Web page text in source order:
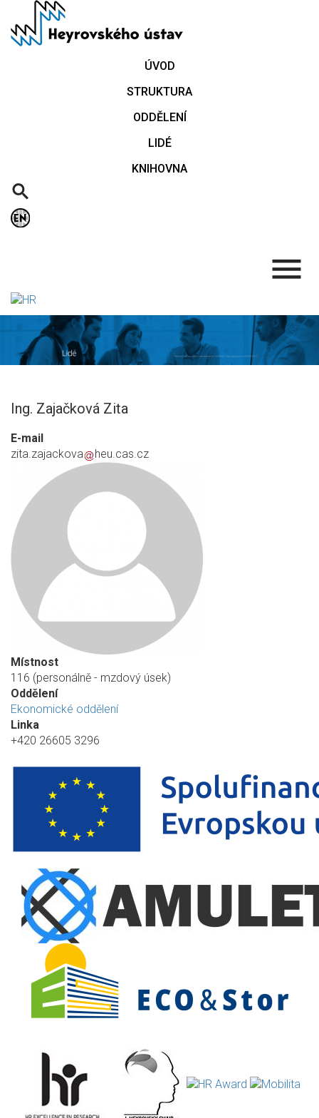
hlavnímu
ÚVOD
STRUKTURA
ODDĚLENÍ
LIDÉ
KNIHOVNA
.
Ing. Zajačková Zita
E-mail
zita.zajackova
heu.cas.cz
Místnost
116 (personálně - mzdový úsek)
Oddělení
Ekonomické oddělení
Linka
+420 26605 3296